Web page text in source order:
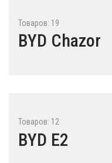
Товаров: 19
BYD Chazor
Товаров: 12
BYD E2